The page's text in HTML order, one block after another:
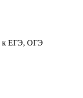
к ЕГЭ, ОГЭ